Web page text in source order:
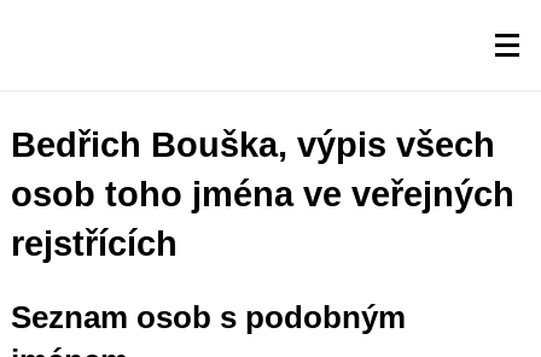
Bedřich Bouška, výpis všech
osob toho jména ve veřejných
rejstřících
Seznam osob s podobným